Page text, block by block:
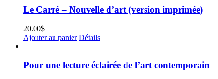
Le Carré – Nouvelle d’art (version imprimée)
20.00$
Ajouter au panier Détails
Pour une lecture éclairée de l’art contemporain